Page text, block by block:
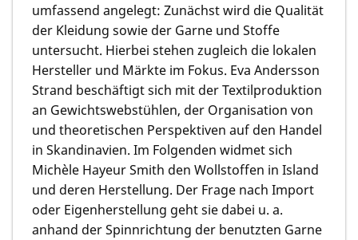
umfassend angelegt: Zunächst wird die Qualität
der Kleidung sowie der Garne und Stoffe
untersucht. Hierbei stehen zugleich die lokalen
Hersteller und Märkte im Fokus. Eva Andersson
Strand beschäftigt sich mit der Textilproduktion
an Gewichtswebstühlen, der Organisation von
und theoretischen Perspektiven auf den Handel
in Skandinavien. Im Folgenden widmet sich
Michèle Hayeur Smith den Wollstoffen in Island
und deren Herstellung. Der Frage nach Import
oder Eigenherstellung geht sie dabei u. a.
anhand der Spinnrichtung der benutzten Garne